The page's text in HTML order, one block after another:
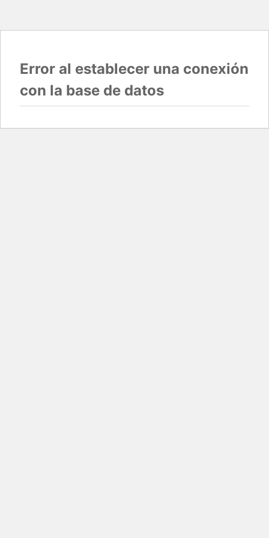
Error al establecer una conexión
con la base de datos